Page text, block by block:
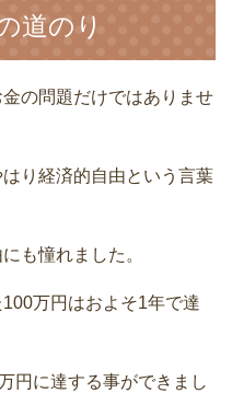
道のり
の問題だけではありませ
り経済的自由という言葉
も憧れました。
万円はおよそ1年で達
円に達する事ができまし